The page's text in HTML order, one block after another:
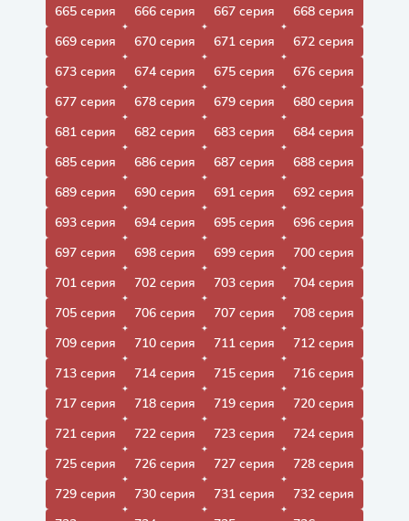
665 серия
666 серия 667 серия
668 серия
669 серия
670 серия 671 серия
672 серия
673 серия
674 серия 675 серия
676 серия
677 серия
678 серия 679 серия
680 серия
681 серия
682 серия 683 серия
684 серия
685 серия
686 серия 687 серия
688 серия
689 серия
690 серия 691 серия
692 серия
693 серия
694 серия 695 серия
696 серия
697 серия
698 серия 699 серия
700 серия
701 серия
702 серия 703 серия
704 серия
705 серия
706 серия 707 серия
708 серия
709 серия
710 серия 711 серия
712 серия
713 серия
714 серия 715 серия
716 серия
717 серия
718 серия 719 серия
720 серия
721 серия
722 серия 723 серия
724 серия
725 серия
726 серия 727 серия
728 серия
729 серия
730 серия 731 серия
732 серия